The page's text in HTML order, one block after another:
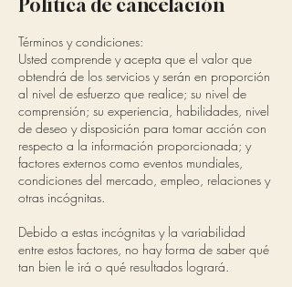
Política de cancelación
Términos y condiciones:
Usted comprende y acepta que el valor que
obtendrá de los servicios y serán en proporción
al nivel de esfuerzo que realice; su nivel de
comprensión; su experiencia, habilidades, nivel
de deseo y disposición para tomar acción con
respecto a la información proporcionada; y
factores externos como eventos mundiales,
condiciones del mercado, empleo, relaciones y
otras incógnitas.
Debido a estas incógnitas y la variabilidad
entre estos factores, no hay forma de saber qué
tan bien le irá o qué resultados logrará.